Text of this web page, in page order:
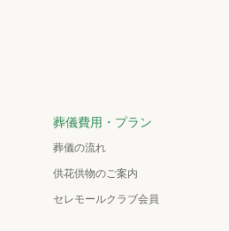
葬儀費用・プラン
葬儀の流れ
供花供物のご案内
セレモールクラブ会員